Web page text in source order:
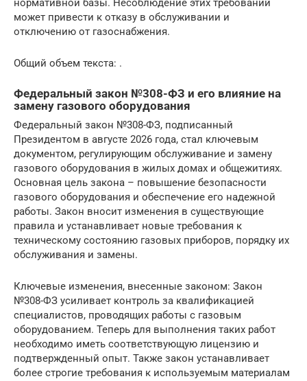
нормативной базы. Несоблюдение этих требований
может привести к отказу в обслуживании и
отключению от газоснабжения.
Общий объем текста: .
Федеральный закон №308-ФЗ и его влияние на
замену газового оборудования
Федеральный закон №308-ФЗ, подписанный
Президентом в августе 2026 года, стал ключевым
документом, регулирующим обслуживание и замену
газового оборудования в жилых домах и общежитиях.
Основная цель закона – повышение безопасности
газового оборудования и обеспечение его надежной
работы. Закон вносит изменения в существующие
правила и устанавливает новые требования к
техническому состоянию газовых приборов, порядку их
обслуживания и замены.
Ключевые изменения, внесенные законом: Закон
№308-ФЗ усиливает контроль за квалификацией
специалистов, проводящих работы с газовым
оборудованием. Теперь для выполнения таких работ
необходимо иметь соответствующую лицензию и
подтвержденный опыт. Также закон устанавливает
более строгие требования к используемым материалам